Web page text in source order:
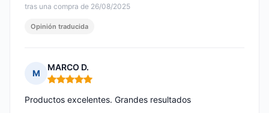
tras una compra de 26/08/2025
Opinión traducida
M
MARCO D.
Nota: 5 de 5
Productos excelentes. Grandes resultados